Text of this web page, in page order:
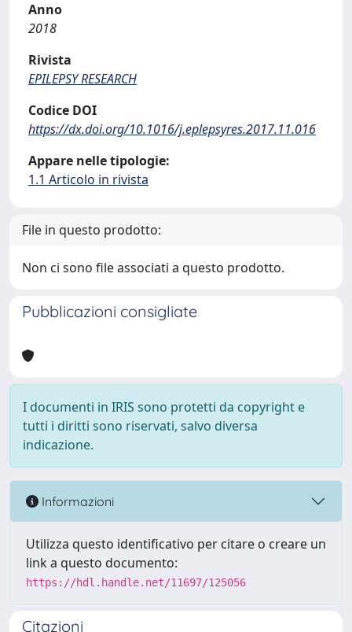
Anno
2018
Rivista
EPILEPSY RESEARCH
Codice DOI
https://dx.doi.org/10.1016/j.eplepsyres.2017.11.016
Appare nelle tipologie:
1.1 Articolo in rivista
File in questo prodotto:
Non ci sono file associati a questo prodotto.
Pubblicazioni consigliate
I documenti in IRIS sono protetti da copyright e
tutti i diritti sono riservati, salvo diversa
indicazione.
Informazioni
Utilizza questo identificativo per citare o creare un
link a questo documento:
https://hdl.handle.net/11697/125056
Citazioni